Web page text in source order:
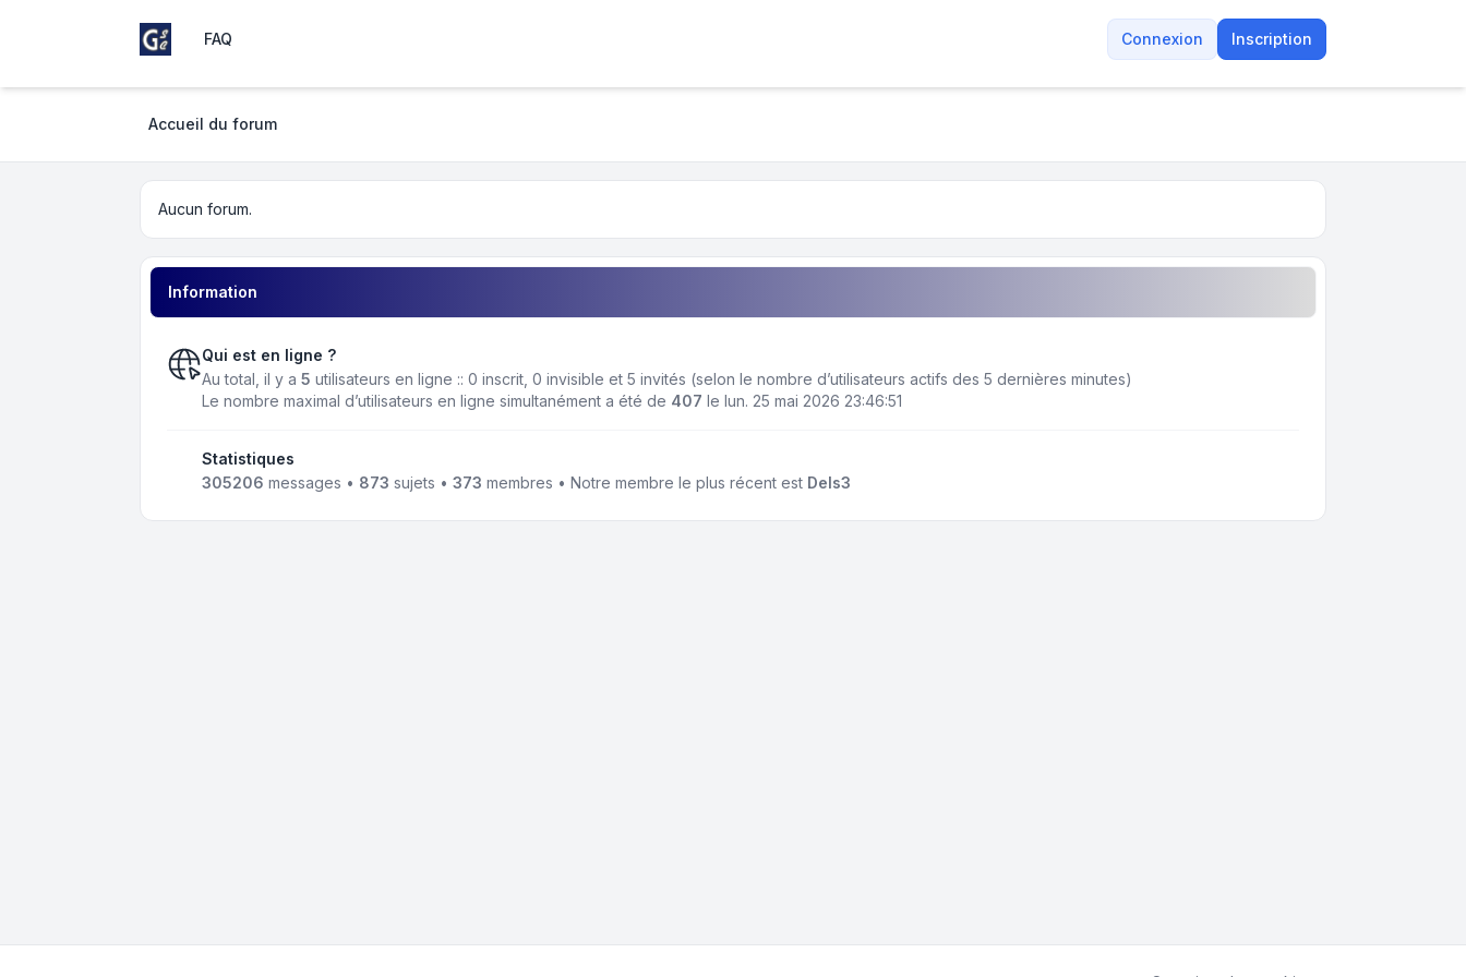
FAQ Connexion Inscription
Girondins Social Club
Accueil du forum
Aucun forum.
Information
Qui est en ligne ?
Au total, il y a 5 utilisateurs en ligne :: 0 inscrit, 0 invisible et 5 invités (selon le nombre d’utilisateurs actifs des 5 dernières minutes)
Le nombre maximal d’utilisateurs en ligne simultanément a été de 407 le lun. 25 mai 2026 23:46:51
Statistiques
305206 messages • 873 sujets • 373 membres • Notre membre le plus récent est Dels3